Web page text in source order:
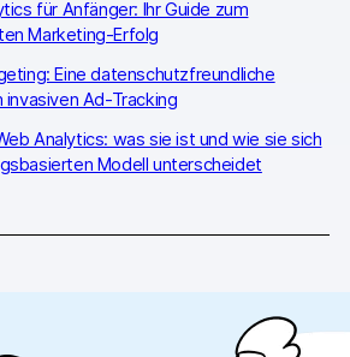
für Produktteams
Management
Compliance
für Anfänger: Ihr Guide zum
Marketing-Erfolg
Eine datenschutzfreundliche
Ad-Tracking
Analytics: was sie ist und wie sie sich
Modell unterscheidet